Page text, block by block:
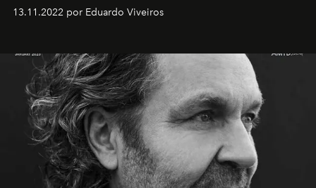
13.11.2022 por Eduardo Viveiros